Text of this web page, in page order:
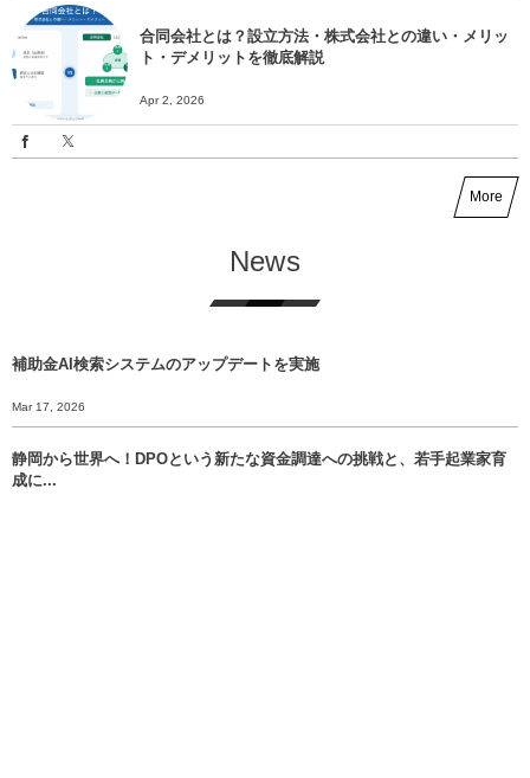
合同会社とは？設立方法・株式会社との違い・メリッ
ト・デメリットを徹底解説
Apr 2, 2026
More
News
補助金AI検索システムのアップデートを実施
Mar 17, 2026
静岡から世界へ！DPOという新たな資金調達への挑戦と、若手起業家育
成に...